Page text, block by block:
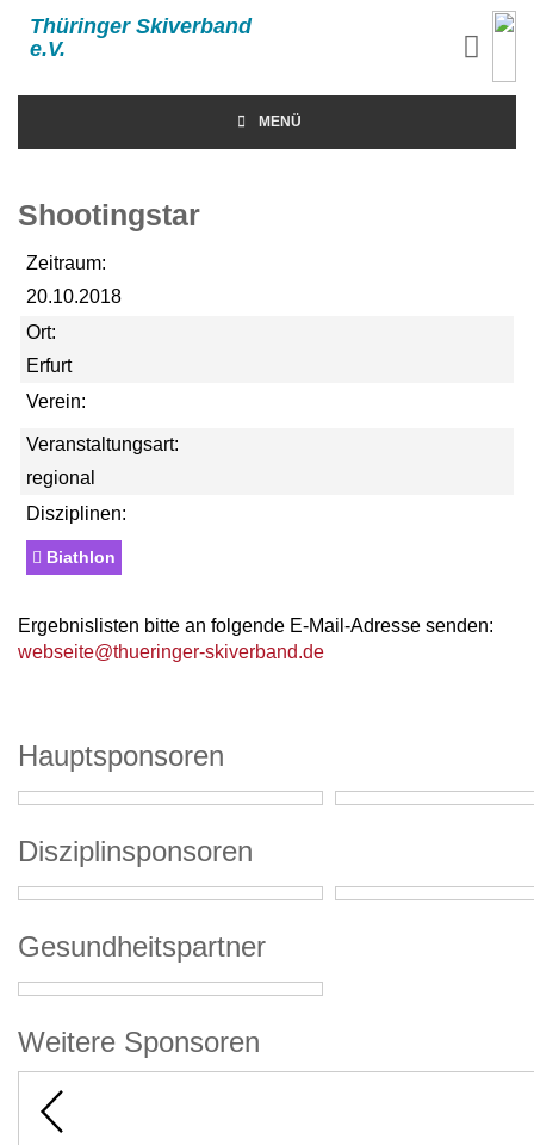
Thüringer Skiverband
e.V.
MENÜ
Shootingstar
Zeitraum:
20.10.2018
Ort:
Erfurt
Verein:
Veranstaltungsart:
regional
Disziplinen:
Biathlon
Ergebnislisten bitte an folgende E-Mail-Adresse senden:
webseite@thueringer-skiverband.de
Hauptsponsoren
Disziplinsponsoren
Gesundheitspartner
Weitere Sponsoren